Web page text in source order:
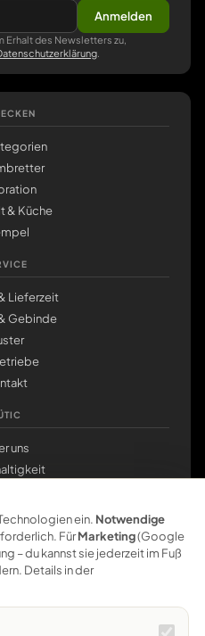
Anmelden
Erhalt des Newsletters zu,
& Küche
Lieferzeit
Gebinde
uns
amazonpay
Google Pay
werden schrittweise
ein. Notwendige
FürMarketing(Google
– du kannst sie jederzeit im Fuß
Details in der